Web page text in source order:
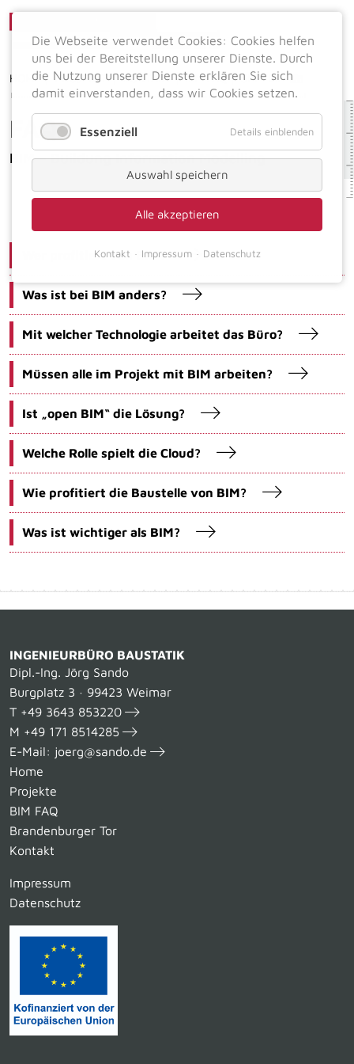
HOME PROJEKTE KONTAKT BIM FAQ SPEZIAL
FAQs
BIM – Buildung Information Modelling
Wer profitiert von BIM?
Was ist bei BIM anders?
Mit welcher Technologie arbeitet das Büro?
Müssen alle im Projekt mit BIM arbeiten?
Ist „open BIM“ die Lösung?
Welche Rolle spielt die Cloud?
Wie profitiert die Baustelle von BIM?
Was ist wichtiger als BIM?
INGENIEURBÜRO BAUSTATIK
Dipl.-Ing. Jörg Sando
Burgplatz 3 · 99423 Weimar
T +49 3643 853220
M +49 171 8514285
E-Mail: joerg@sando.de
Home
Projekte
BIM FAQ
Brandenburger Tor
Kontakt
Impressum
Datenschutz
Die Webseite verwendet Cookies: Cookies helfen
uns bei der Bereitstellung unserer Dienste. Durch
die Nutzung unserer Dienste erklären Sie sich
damit einverstanden, dass wir Cookies setzen.
Essenziell Details einblenden
Auswahl speichern
Alle akzeptieren
Kontakt Impressum Datenschutz